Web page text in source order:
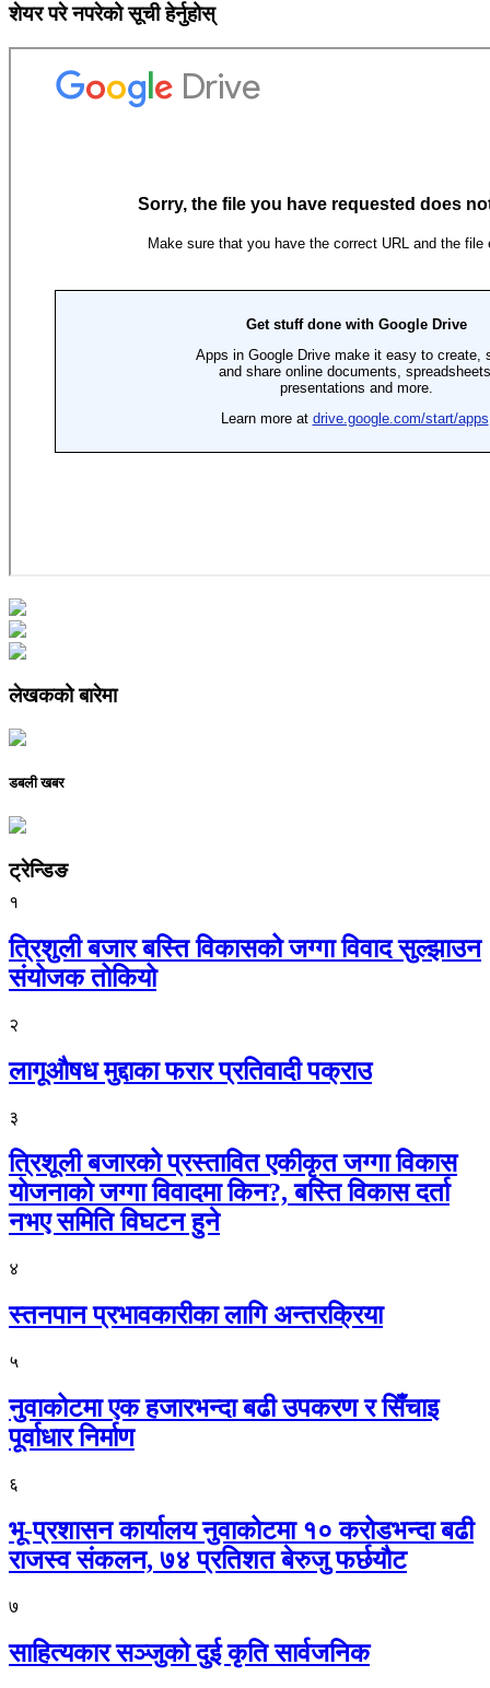
शेयर परे नपरेको सूची हेर्नुहोस्
लेखकको बारेमा
डबली खबर
ट्रेन्डिङ
१
त्रिशुली बजार बस्ति विकासको जग्गा विवाद सुल्झाउन
संयोजक तोकियो
२
लागूऔषध मुद्दाका फरार प्रतिवादी पक्राउ
३
त्रिशूली बजारको प्रस्तावित एकीकृत जग्गा विकास
योजनाको जग्गा विवादमा किन?, बस्ति विकास दर्ता
नभए समिति विघटन हुने
४
स्तनपान प्रभावकारीका लागि अन्तरक्रिया
५
नुवाकोटमा एक हजारभन्दा बढी उपकरण र सिँचाइ
पूर्वाधार निर्माण
६
भू-प्रशासन कार्यालय नुवाकोटमा १० करोडभन्दा बढी
राजस्व संकलन, ७४ प्रतिशत बेरुजु फर्छयौट
७
साहित्यकार सञ्जुको दुई कृति सार्वजनिक